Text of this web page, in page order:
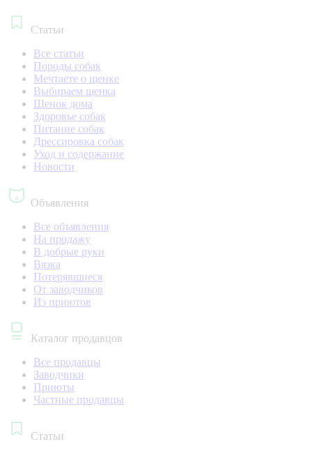
Статьи
Все статьи
Породы собак
Мечтаете о щенке
Выбираем щенка
Щенок дома
Здоровье собак
Питание собак
Дрессировка собак
Уход и содержание
Новости
Объявления
Все объявления
На продажу
В добрые руки
Вязка
Потерявшиеся
От заводчиков
Из приютов
Каталог продавцов
Все продавцы
Заводчики
Приюты
Частные продавцы
Статьи